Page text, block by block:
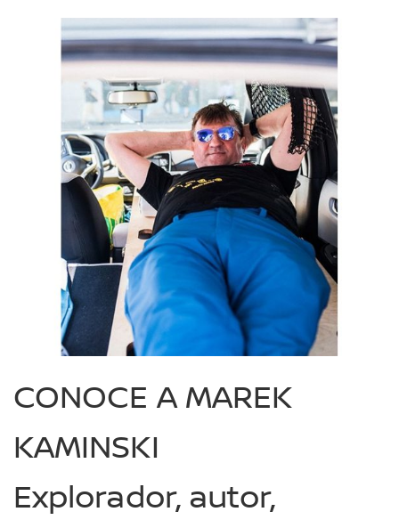
CONOCE A MAREK
KAMINSKI
Explorador, autor,